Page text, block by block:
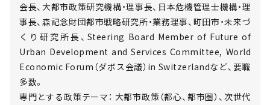
会長、大都市政策研究機構・理事長、日本危機管理士機構・理
事長、森記念財団都市戦略研究所・業務理事、町田市・未来づ
くり研究所長、Steering Board Member of Future of
Urban Development and Services Committee, World
Economic Forum（ダボス会議）in Switzerlandなど、要職
多数。
専門とする政策テーマ： 大都市政策（都心、都市圏）、次世代